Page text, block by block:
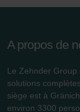
être réalisée à
des cookies au
que les
disponibles
A propos de
Le Zehnder Group
solutions
siège est à
environ 3300